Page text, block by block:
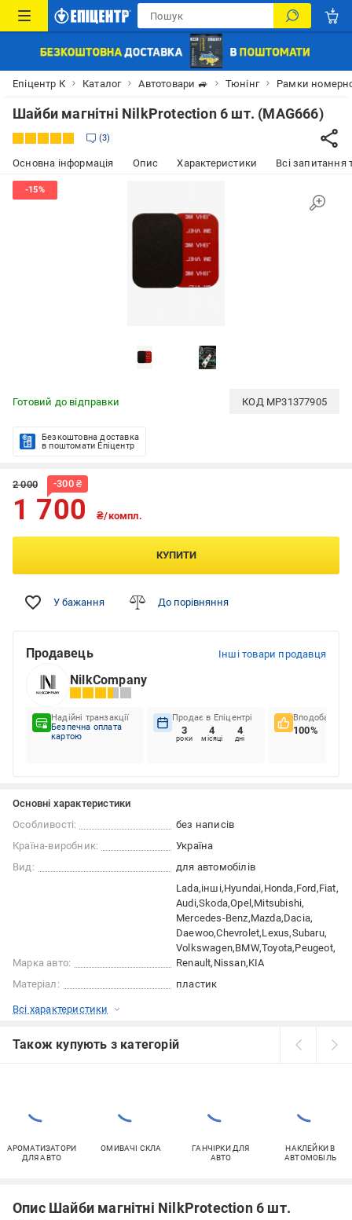
Епіцентр К Каталог Автотовари 🚙 Тюнінг Рамки
Шайби магнітні NilkProtection 6 шт. (МАG666)
3
Основна інформація Опис Характеристики Всі запитання
Готовий до відправки КОД MP31377905
Безкоштовна доставка
в поштомати Епіцентр
2 000 -300₴
1 700 ₴/компл.
КУПИТИ
У бажання До порівняння
Продавець Інші товари продавця
NilkCompany
Надійні транзакції
Безпечна оплата
картою
Продає в Епіцентрі
3
роки
4
місяці
4
дні
Вподобання
100%
Основні характеристики
Особливості:
без написів
Країна-виробник:
Україна
Вид:
для автомобілів
Марка авто:
Lada інші Hyundai Honda Ford Fiat
Audi Skoda Opel Mitsubishi
Mercedes-Benz Mazda Dacia
Daewoo Chevrolet Lexus Subaru
Volkswagen BMW Toyota Peugeot
Renault Nissan KIA
Матеріал:
пластик
Всі характеристики
Також купують з категорій
АРОМАТИЗАТОРИ
ДЛЯ АВТО
ОМИВАЧІ СКЛА
ГАНЧІРКИ ДЛЯ
АВТО
НАКЛЕЙКИ В
АВТОМОБІЛЬ
Опис Шайби магнітні NilkProtection 6 шт.